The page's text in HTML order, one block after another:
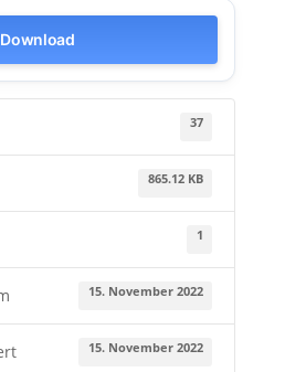
Download
37
865.12 KB
1
15. November 2022
15. November 2022